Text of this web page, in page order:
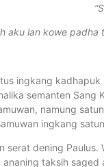
aku lan kowe
ingkang
semanten
namung
ingkang
serat dening
ananing taksih